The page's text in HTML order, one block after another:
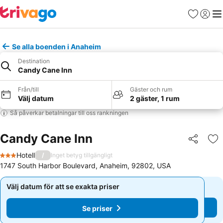
Favoriter
Logga
Se alla boenden i Anaheim
Destination
Candy Cane Inn
Från/till
Välj datum
Gäster och rum
2 gäster, 1 rum
Så påverkar betalningar till oss rankningen
Candy Cane Inn Dela
3 Stjärnor
Hotell / Inget betyg tillgängligt
1747 South Harbor Boulevard, Anaheim, 92802, USA
Välj datum för att se exakta priser
Se priser
Välj datum för att se exakta priser
Se priser